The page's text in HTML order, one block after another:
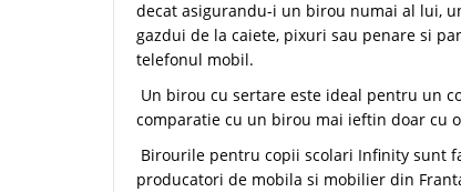
decat asigurandu-i un birou numai al lui,
gazdui de la caiete, pixuri sau penare si
telefonul mobil.
Un birou cu sertare este ideal pentru un
comparatie cu un birou mai ieftin doar cu
Birourile pentru copii scolari Infinity sunt
producatori de mobila si mobilier din